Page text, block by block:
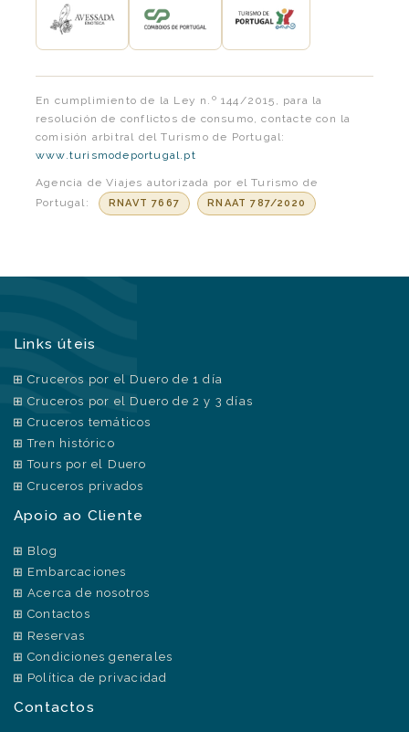
En cumplimiento de la Ley n.º 144/2015, para la
resolución de conflictos de consumo, contacte con la
comisión arbitral del Turismo de Portugal:
www.turismodeportugal.pt
Agencia de Viajes autorizada por el Turismo de
Portugal:
RNAVT 7667 RNAAT 787/2020
Links úteis
Cruceros por el Duero de 1 día
Cruceros por el Duero de 2 y 3 días
Cruceros temáticos
Tren histórico
Tours por el Duero
Cruceros privados
Apoio ao Cliente
Blog
Embarcaciones
Acerca de nosotros
Contactos
Reservas
Condiciones generales
Política de privacidad
Contactos